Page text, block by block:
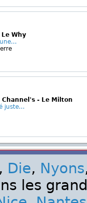
Why
Channel's - Le Milton
juste...
, Die, Nyons
les